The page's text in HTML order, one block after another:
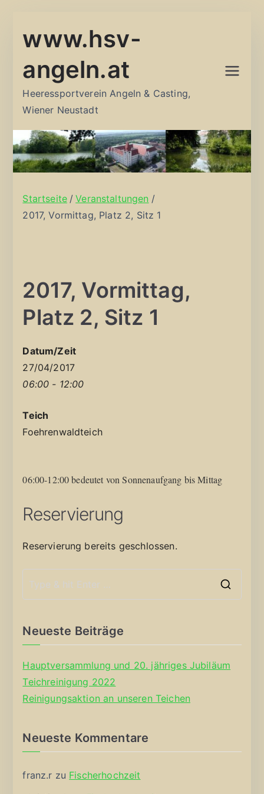
Inhalt
www.hsv-
angeln.at
Heeressportverein Angeln & Casting,
Wiener Neustadt
Startseite
Veranstaltungen
2017, Vormittag, Platz 2, Sitz 1
2017, Vormittag,
Platz 2, Sitz 1
Datum/Zeit
27/04/2017
06:00 - 12:00
Teich
Foehrenwaldteich
06:00-12:00 bedeutet von Sonnenaufgang bis Mittag
Reservierung
Reservierung bereits geschlossen.
Neueste Beiträge
Hauptversammlung und 20. jähriges Jubiläum
Teichreinigung 2022
Reinigungsaktion an unseren Teichen
Neueste Kommentare
franz.r zu Fischerhochzeit